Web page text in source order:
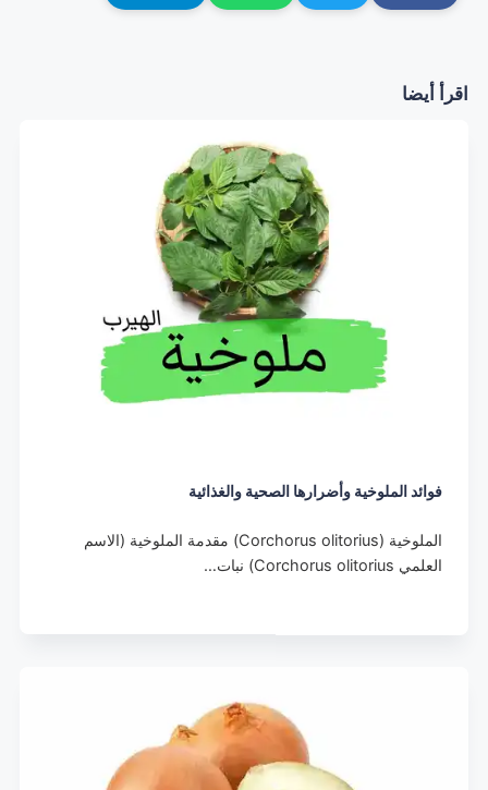
اقرأ أيضا
فوائد الملوخية وأضرارها الصحية والغذائية
الملوخية (Corchorus olitorius) مقدمة الملوخية (الاسم
العلمي Corchorus olitorius) نبات…